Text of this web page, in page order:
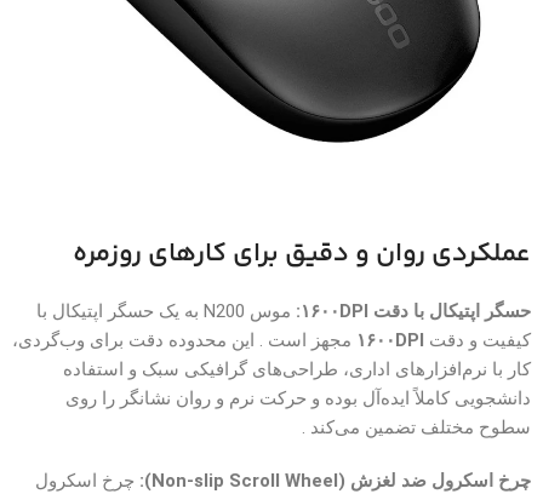
عملکردی روان و دقیق برای کارهای روزمره
حسگر اپتیکال با دقت ۱۶۰۰DPI:
موس N200 به یک حسگر اپتیکال با
کیفیت و دقت ۱۶۰۰DPI مجهز است . این محدوده دقت برای وب‌گردی،
کار با نرم‌افزارهای اداری، طراحی‌های گرافیکی سبک و استفاده
دانشجویی کاملاً ایده‌آل بوده و حرکت نرم و روان نشانگر را روی
سطوح مختلف تضمین می‌کند .
چرخ اسکرول ضد لغزش (Non-slip Scroll Wheel):
چرخ اسکرول